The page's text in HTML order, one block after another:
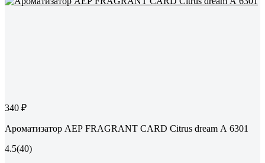
340 ₽
Ароматизатор АЕР FRAGRANT CARD Citrus dream А 6301
4.5(40)